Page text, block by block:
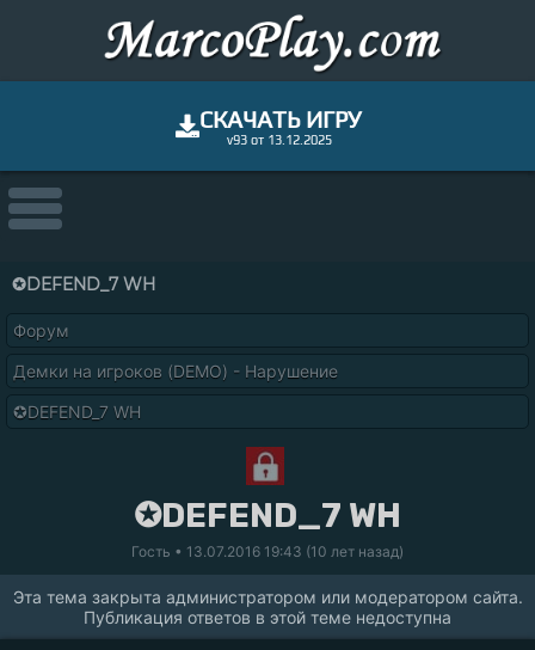
СКАЧАТЬ ИГРУ
v93 от 13.12.2025
✪DEFEND_7 WH
Форум
Демки на игроков (DEMO) - Нарушение
✪DEFEND_7 WH
✪DEFEND_7 WH
Гость • 13.07.2016 19:43 (10 лет назад)
Эта тема закрыта администратором или модератором сайта.
Публикация ответов в этой теме недоступна